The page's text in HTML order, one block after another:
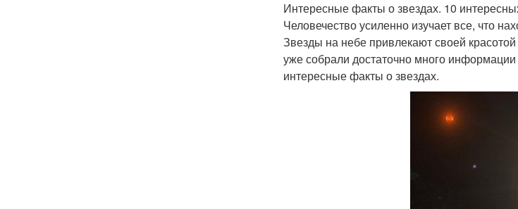
Интересные факты о звездах. 10
Человечество усиленно изучает все, что
Звезды на небе привлекают своей
уже собрали достаточно много
интересные факты о звездах.